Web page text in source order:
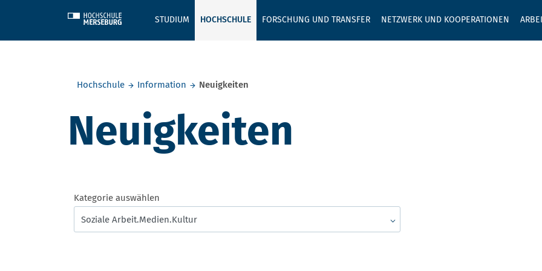
STUDIUM HOCHSCHULE FORSCHUNG UND TRANSFER NETZWERK UND KOOPERATIONEN
GEBEN SIE
Hochschule
Information Neuigkeiten
Neuigkeiten
Kategorie auswählen
Soziale Arbeit.Medien.Kultur